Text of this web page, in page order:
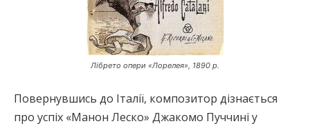
Лібрето опери «Лорелея», 1890 р.
Повернувшись до Італії, композитор дізнається
про успіх «Манон Леско» Джакомо Пуччині у